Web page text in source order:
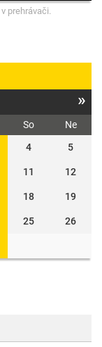
v prehrávači.
»
So
Ne
4 5
11 12
18 19
25 26